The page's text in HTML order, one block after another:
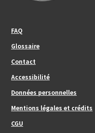
FAQ
Glossaire
Contact
Footer_center
Accessibilité
Données personnelles
Mentions légales et crédits
CGU